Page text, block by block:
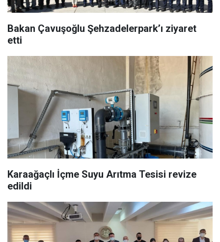
Bakan Çavuşoğlu Şehzadelerpark’ı ziyaret
etti
Karaağaçlı İçme Suyu Arıtma Tesisi revize
edildi